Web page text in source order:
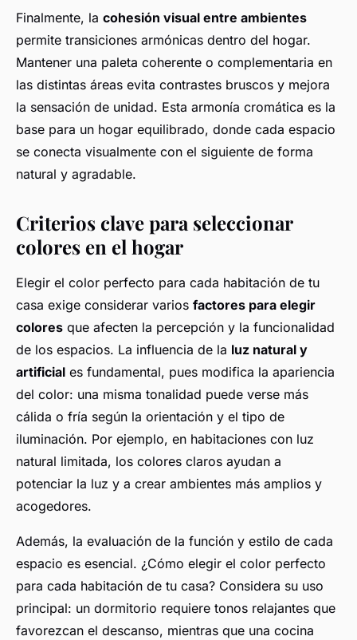
Finalmente, la cohesión visual entre ambientes
permite transiciones armónicas dentro del hogar.
Mantener una paleta coherente o complementaria en
las distintas áreas evita contrastes bruscos y mejora
la sensación de unidad. Esta armonía cromática es la
base para un hogar equilibrado, donde cada espacio
se conecta visualmente con el siguiente de forma
natural y agradable.
Criterios clave para seleccionar
colores en el hogar
Elegir el color perfecto para cada habitación de tu
casa exige considerar varios factores para elegir
colores que afecten la percepción y la funcionalidad
de los espacios. La influencia de la luz natural y
artificial es fundamental, pues modifica la apariencia
del color: una misma tonalidad puede verse más
cálida o fría según la orientación y el tipo de
iluminación. Por ejemplo, en habitaciones con luz
natural limitada, los colores claros ayudan a
potenciar la luz y a crear ambientes más amplios y
acogedores.
Además, la evaluación de la función y estilo de cada
espacio es esencial. ¿Cómo elegir el color perfecto
para cada habitación de tu casa? Considera su uso
principal: un dormitorio requiere tonos relajantes que
favorezcan el descanso, mientras que una cocina